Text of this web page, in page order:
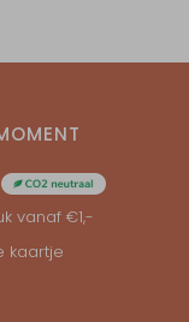
vanaf €1,-
kaartje